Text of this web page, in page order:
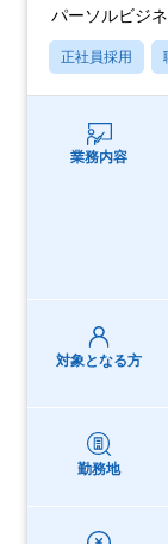
パーソルビジ
正社員採用
業務内容
対象となる方
勤務地